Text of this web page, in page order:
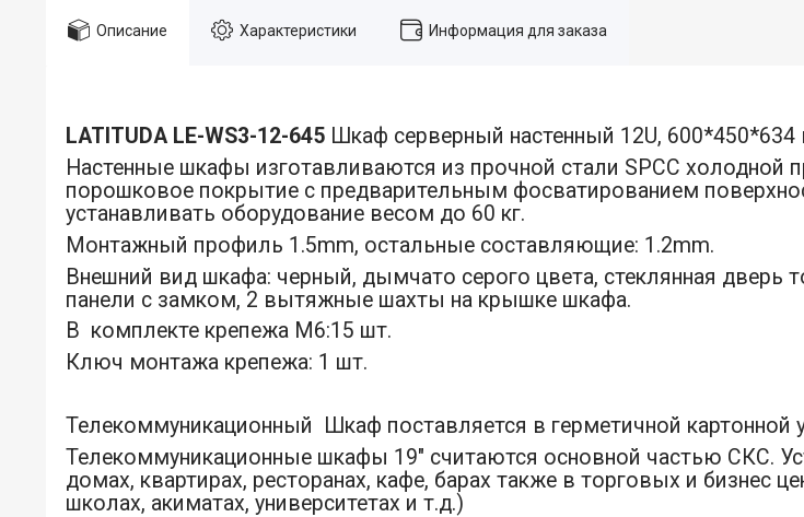
Описание Характеристики Информация для заказа
LATITUDA LE-WS3-12-645 Шкаф серверный настенный 12U,
Настенные шкафы изготавливаются из прочной стали SPCC холодной
порошковое покрытие с предварительным фосватированием
устанавливать оборудование весом до 60 кг.
Монтажный профиль 1.5mm, остальные составляющие: 1.2mm.
Внешний вид шкафа: черный, дымчато серого цвета, стеклянная
панели с замком, 2 вытяжные шахты на крышке шкафа.
В комплекте крепежа M6:15 шт.
Ключ монтажа крепежа: 1 шт.
Телекоммуникационный Шкаф поставляется в герметичной картонной
Телекоммуникационные шкафы 19" считаются основной частью СКС.
домах, квартирах, ресторанах, кафе, барах также в торговых и бизнес
школах, акиматах, университетах и т.д.)